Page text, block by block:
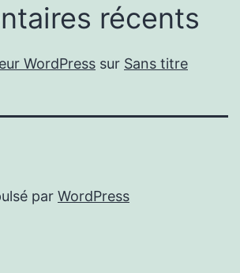
récents
WordPress sur Sans titre
par WordPress